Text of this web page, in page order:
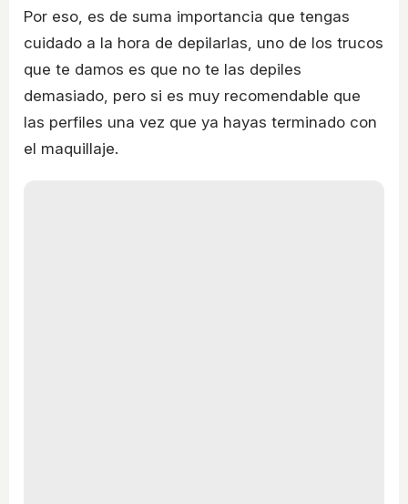
Por eso, es de suma importancia que tengas
cuidado a la hora de depilarlas, uno de los trucos
que te damos es que no te las depiles
demasiado, pero si es muy recomendable que
las perfiles una vez que ya hayas terminado con
el maquillaje.